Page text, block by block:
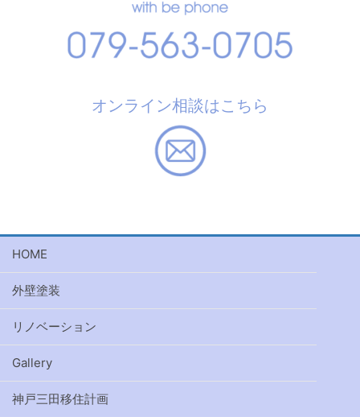
オンライン相談はこちら
HOME
外壁塗装
リノベーション
Gallery
神戸三田移住計画